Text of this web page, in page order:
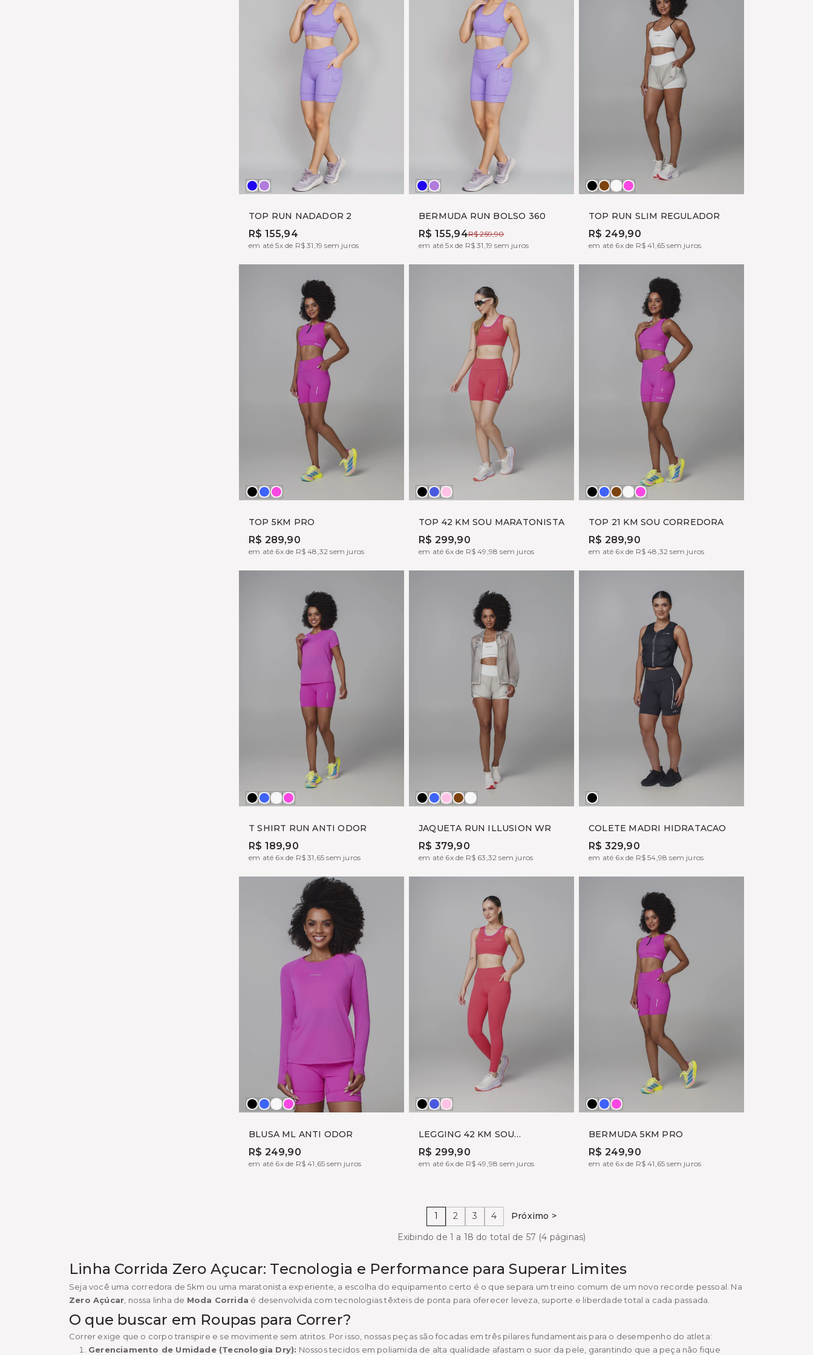
TOP RUN NADADOR 2
R$ 155,94
em até 5x de R$ 31,19 sem juros
MARINHO
LAVANDA
BERMUDA RUN BOLSO 360
R$ 155,94R$ 259,90
em até 5x de R$ 31,19 sem juros
MARINHO
LAVANDA
TOP RUN SLIM REGULADOR
R$ 249,90
em até 6x de R$ 41,65 sem juros
PretoMARROM
OFFROSA
TOP 5KM PRO
R$ 289,90
em até 6x de R$ 48,32 sem juros
Preto
AZULROSA
TOP 42 KM SOU MARATONISTA
R$ 299,90
em até 6x de R$ 49,98 sem juros
PretoÍNDIGO
BRIGTH
TOP 21 KM SOU CORREDORA
R$ 289,90
em até 6x de R$ 48,32 sem juros
Preto
AZULMARROM
OFFROSA
T SHIRT RUN ANTI ODOR
R$ 189,90
em até 6x de R$ 31,65 sem juros
Preto
AZUL
OFFROSA
JAQUETA RUN ILLUSION WR
R$ 379,90
em até 6x de R$ 63,32 sem juros
Preto
AZULBRIGTH
MARROM
OFF
COLETE MADRI HIDRATACAO
R$ 329,90
em até 6x de R$ 54,98 sem juros
Preto
BLUSA ML ANTI ODOR
R$ 249,90
em até 6x de R$ 41,65 sem juros
Preto
AZUL
OFFROSA
LEGGING 42 KM SOU
R$ 299,90
em até 6x de R$ 49,98 sem juros
PretoÍNDIGO
BRIGTH
BERMUDA 5KM PRO
R$ 249,90
em até 6x de R$ 41,65 sem juros
Preto
AZULROSA
1 2 3 4
Próximo >
Exibindo de 1 a 18 do total de 57 (4 páginas)
Linha Corrida Zero Açucar: Tecnologia e Performance para Superar Limites
Seja você uma corredora de 5km ou uma maratonista experiente, a escolha do equipamento certo é o que separa um treino comum de um novo recorde pessoal. Na
Zero Açúcar , nossa linha de Moda Corrida é desenvolvida com tecnologias têxteis de ponta para oferecer leveza, suporte e liberdade total a cada passada.
O que buscar em Roupas para Correr?
Correr exige que o corpo transpire e se movimente sem atritos. Por isso, nossas peças são focadas em três pilares fundamentais para o desempenho do atleta:
Gerenciamento de Umidade (Tecnologia Dry): Nossos tecidos em poliamida de alta qualidade afastam o suor da pele, garantindo que a peça não fique